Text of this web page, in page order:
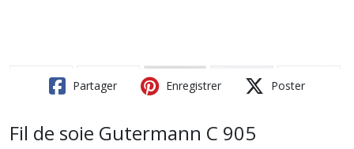
Partager Enregistrer Poster
Fil de soie Gutermann C 905